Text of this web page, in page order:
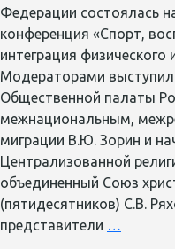
Федерации состоялась
конференция «Спорт,
интеграция физического
Модераторами
Общественной палаты
межнациональным,
миграции В.Ю. Зорин и
Централизованной
объединенный Союз
(пятидесятников) С.В.
представители …